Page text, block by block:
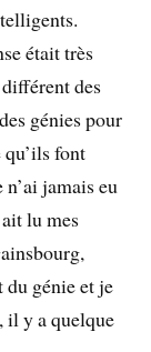
était très
des
génies pour
font
n’ai jamais eu
lu mes
du génie et je
il y a quelque